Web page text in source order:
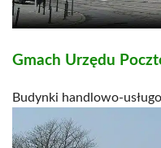
Gmach Urzędu
Budynki handlowo-